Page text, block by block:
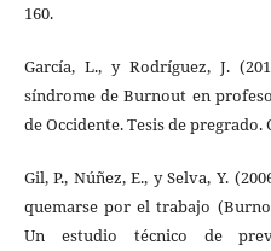
160.
García, L., y Rodríguez, J.
síndrome de Burnout en
de Occidente. Tesis de pregrado.
Gil, P., Núñez, E., y Selva, Y.
quemarse por el trabajo
Un estudio técnico de